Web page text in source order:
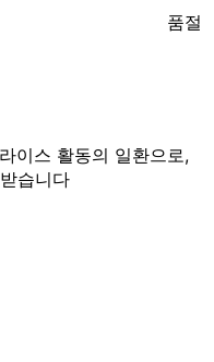
품절
이스 활동의 일환으로,
습니다